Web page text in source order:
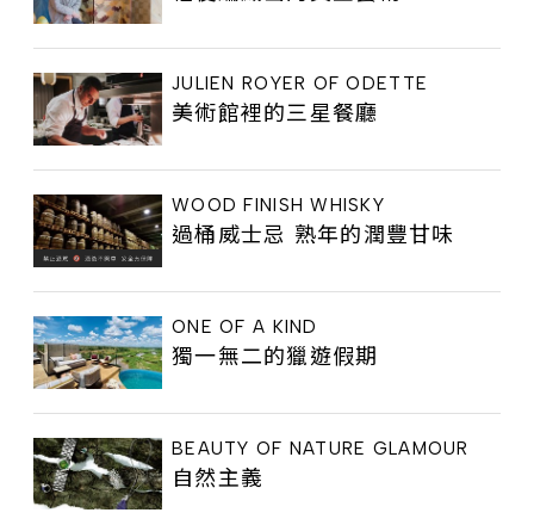
JULIEN ROYER OF ODETTE
美術館裡的三星餐廳
WOOD FINISH WHISKY
過桶威士忌 熟年的潤豐甘味
ONE OF A KIND
獨一無二的獵遊假期
BEAUTY OF NATURE GLAMOUR
自然主義